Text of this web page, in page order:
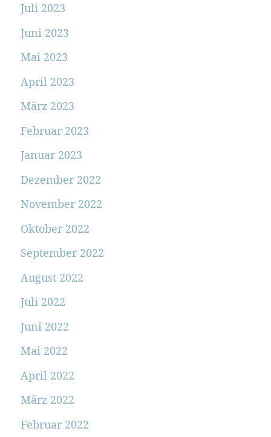
Juli 2023
Juni 2023
Mai 2023
April 2023
März 2023
Februar 2023
Januar 2023
Dezember 2022
November 2022
Oktober 2022
September 2022
August 2022
Juli 2022
Juni 2022
Mai 2022
April 2022
März 2022
Februar 2022